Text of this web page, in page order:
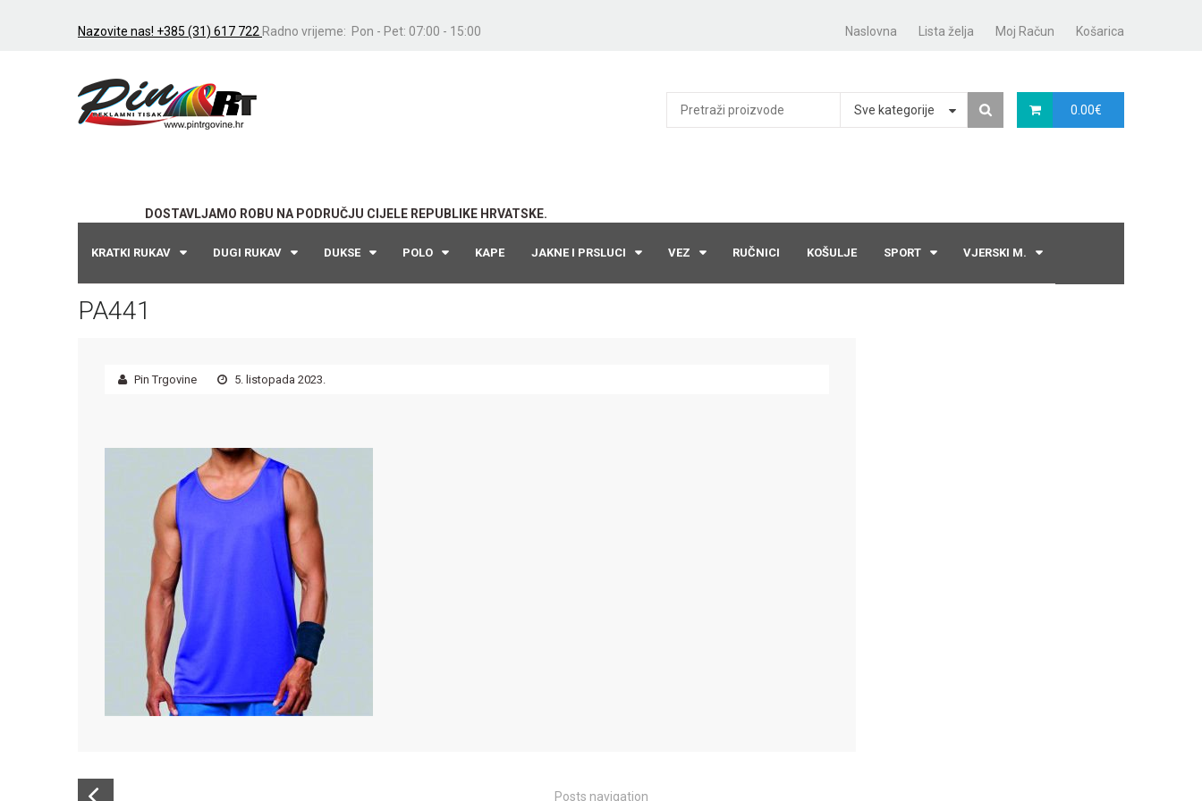
Nazovite nas! +385 (31) 617 722 Radno vrijeme: Pon - Pet: 07:00 - 15:00 Naslovna Lista želja Moj Račun Košarica
DOSTAVLJAMO ROBU NA PODRUČJU CIJELE REPUBLIKE HRVATSKE.
0.00€
Sve kategorije
KRATKI RUKAV DUGI RUKAV DUKSE POLO KAPE JAKNE I PRSLUCI VEZ RUČNICI KOŠULJE SPORT VJERSKI M.
PA441
Pin Trgovine 5. listopada 2023.
Posts navigation